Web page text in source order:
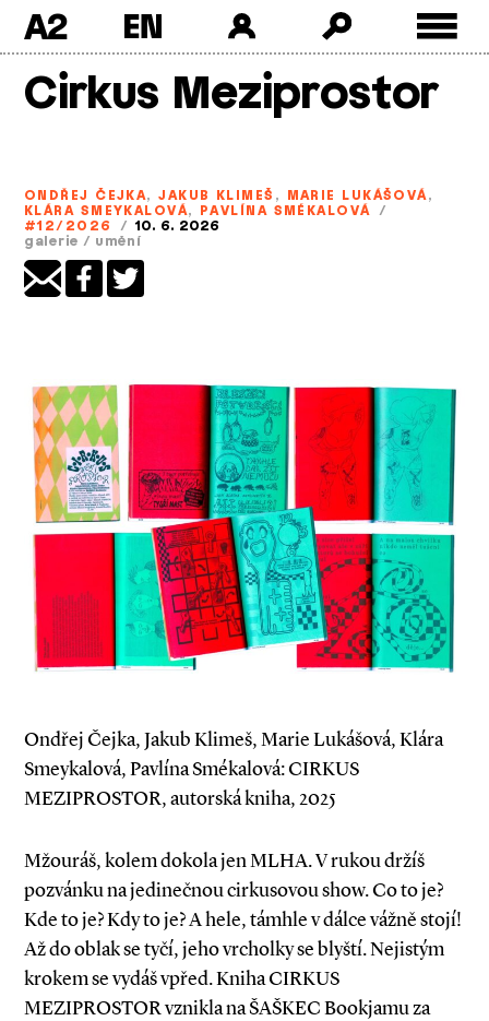
A2
Cirkus Meziprostor
ONDŘEJ ČEJKA, JAKUB KLIMEŠ , MARIE LUKÁŠOVÁ,
KLÁRA SMEYKALOVÁ, PAVLÍNA SMÉKALOVÁ /
#12/2026
/ 10. 6. 2026
galerie / umění
Ondřej Čejka, Jakub Klimeš, Marie Lukášová, Klára
Smeykalová, Pavlína Smékalová: CIRKUS
MEZIPROSTOR, autorská kniha, 2025
Mžouráš, kolem dokola jen MLHA. V rukou držíš
pozvánku na jedinečnou cirkusovou show. Co to je?
Kde to je? Kdy to je? A hele, támhle v dálce vážně stojí!
Až do oblak se tyčí, jeho vrcholky se blyští. Nejistým
krokem se vydáš vpřed. Kniha CIRKUS
MEZIPROSTOR vznikla na ŠAŠKEC Bookjamu za